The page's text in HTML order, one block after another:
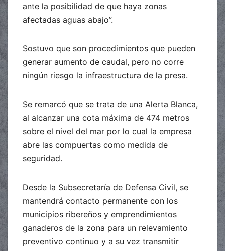
ante la posibilidad de que haya zonas
afectadas aguas abajo”.
Sostuvo que son procedimientos que pueden
generar aumento de caudal, pero no corre
ningún riesgo la infraestructura de la presa.
Se remarcó que se trata de una Alerta Blanca,
al alcanzar una cota máxima de 474 metros
sobre el nivel del mar por lo cual la empresa
abre las compuertas como medida de
seguridad.
Desde la Subsecretaría de Defensa Civil, se
mantendrá contacto permanente con los
municipios ribereños y emprendimientos
ganaderos de la zona para un relevamiento
preventivo continuo y a su vez transmitir